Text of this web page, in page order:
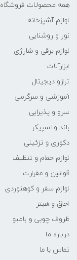
همه محصولات فروشگاه
لوازم آشپزخانه
نور و روشنایی
لوازم برقی و شارژی
ابزارآلات
ترازو دیجیتال
آموزشی و سرگرمی
سرو و پذیرایی
باند و اسپیکر
دکوری و تزئینی
لوازم حمام و تنظیف
قوانین و مقرارت
لوازم سفر و کوهنوردی
اجاق و هیتر
ظروف چوبی و بامبو
درباره ما
تماس با ما